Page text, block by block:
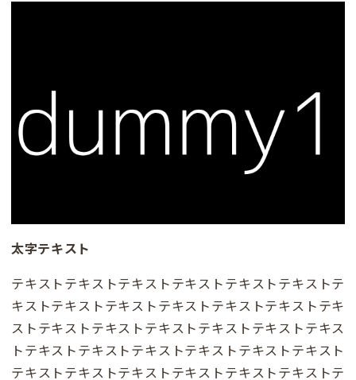
太字テキスト
テキストテキストテキストテキストテキストテキストテ
キストテキストテキストテキストテキストテキストテキ
ストテキストテキストテキストテキストテキストテキス
トテキストテキストテキストテキストテキストテキスト
テキストテキストテキストテキストテキストテキストテ